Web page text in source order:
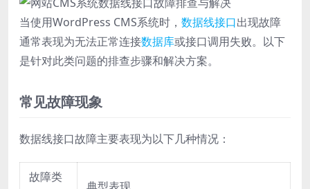
当使用WordPress CMS系统时， 数据线接口出现故障
通常表现为无法正常连接数据库或接口调用失败。以下
是针对此类问题的排查步骤和解决方案。
常见故障现象
数据线接口故障主要表现为以下几种情况：
故障类